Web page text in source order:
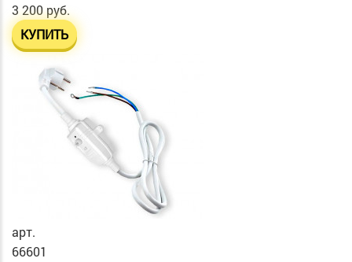
3 200 руб.
КУПИТЬ
арт.
66601